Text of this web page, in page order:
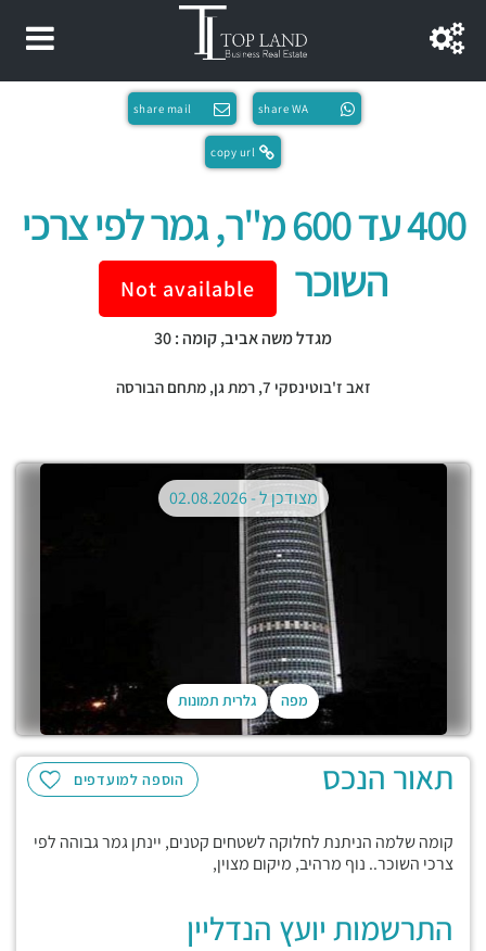
share WA
share mail
copy url
400 עד 600 מ"ר, גמר לפי צרכי
השוכר
Not available
מגדל משה אביב, קומה : 30
זאב ז'בוטינסקי 7, רמת גן,מתחם הבורסה
מפה גלרית תמונות
מצודכן ל -02.08.2026
הוספה למועדפים תאור הנכס
קומה שלמה הניתנת לחלוקה לשטחים קטנים, יינתן גמר גבוהה לפי
צרכי השוכר.. נוף מרהיב, מיקום מצוין,
התרשמות יועץ הנדליין